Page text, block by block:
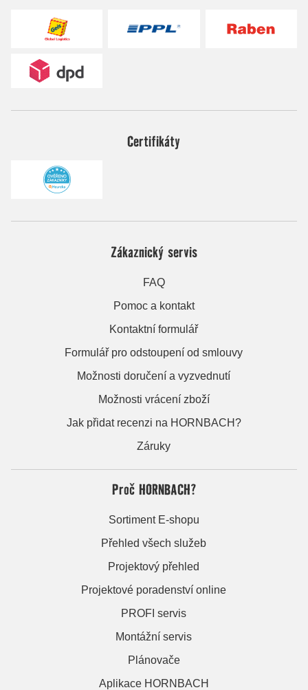
Certifikáty
Zákaznický servis
FAQ
Pomoc a kontakt
Kontaktní formulář
Formulář pro odstoupení od smlouvy
Možnosti doručení a vyzvednutí
Možnosti vrácení zboží
Jak přidat recenzi na HORNBACH?
Záruky
Proč HORNBACH?
Sortiment E-shopu
Přehled všech služeb
Projektový přehled
Projektové poradenství online
PROFI servis
Montážní servis
Plánovače
Aplikace HORNBACH